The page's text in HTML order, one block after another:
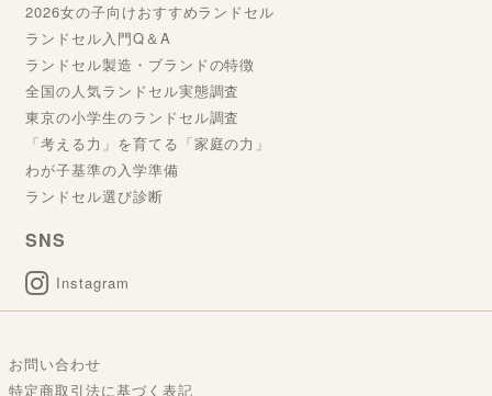
2026女の子向けおすすめランドセル
ランドセル入門Q＆A
ランドセル製造・ブランドの特徴
全国の人気ランドセル実態調査
東京の小学生のランドセル調査
「考える力」を育てる「家庭の力」
わが子基準の入学準備
ランドセル選び診断
SNS
Instagram
お問い合わせ
特定商取引法に基づく表記